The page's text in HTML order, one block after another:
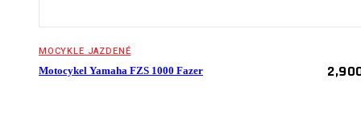
MOCYKLE JAZDENÉ
Motocykel Yamaha FZS 1000 Fazer